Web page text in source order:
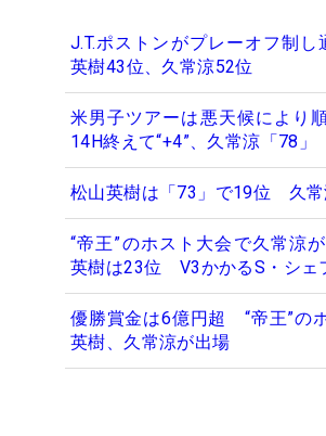
J.T.ポストンがプレーオフ制
英樹43位、久常涼52位
米男子ツアーは悪天候により
14H終えて“+4”、久常涼「78」
松山英樹は「73」で19位 久常
“帝王”のホスト大会で久常涼
英樹は23位 V3かかるS・シェ
優勝賞金は6億円超 “帝王”の
英樹、久常涼が出場